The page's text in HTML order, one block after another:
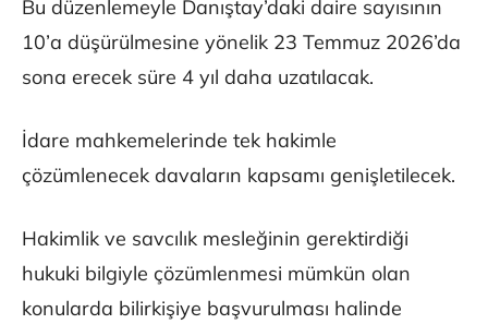
Bu düzenlemeyle Danıştay’daki daire sayısının
10’a düşürülmesine yönelik 23 Temmuz 2026’da
sona erecek süre 4 yıl daha uzatılacak.
İdare mahkemelerinde tek hakimle
çözümlenecek davaların kapsamı genişletilecek.
Hakimlik ve savcılık mesleğinin gerektirdiği
hukuki bilgiyle çözümlenmesi mümkün olan
konularda bilirkişiye başvurulması halinde